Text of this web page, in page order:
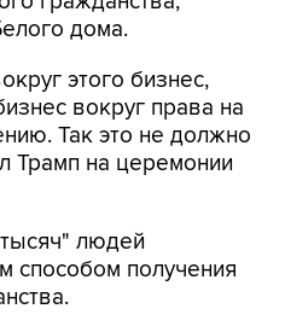
дома.
этого бизнес,
вокруг права на
Так это не должно
Трамп на церемонии
людей
способом получения